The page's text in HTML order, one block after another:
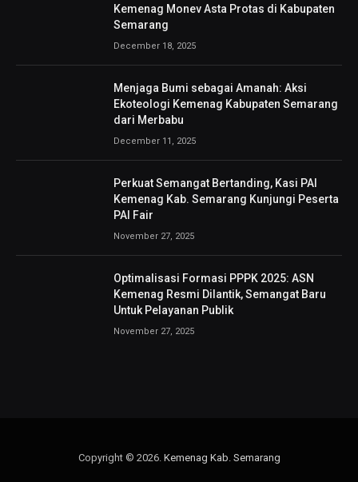
Kemenag Monev Asta Protas di Kabupaten
Semarang
December 18, 2025
Menjaga Bumi sebagai Amanah: Aksi
Ekoteologi Kemenag Kabupaten Semarang
dari Merbabu
December 11, 2025
Perkuat Semangat Bertanding, Kasi PAI
Kemenag Kab. Semarang Kunjungi Peserta
PAI Fair
November 27, 2025
Optimalisasi Formasi PPPK 2025: ASN
Kemenag Resmi Dilantik, Semangat Baru
Untuk Pelayanan Publik
November 27, 2025
Copyright © 2026. Kemenag Kab. Semarang